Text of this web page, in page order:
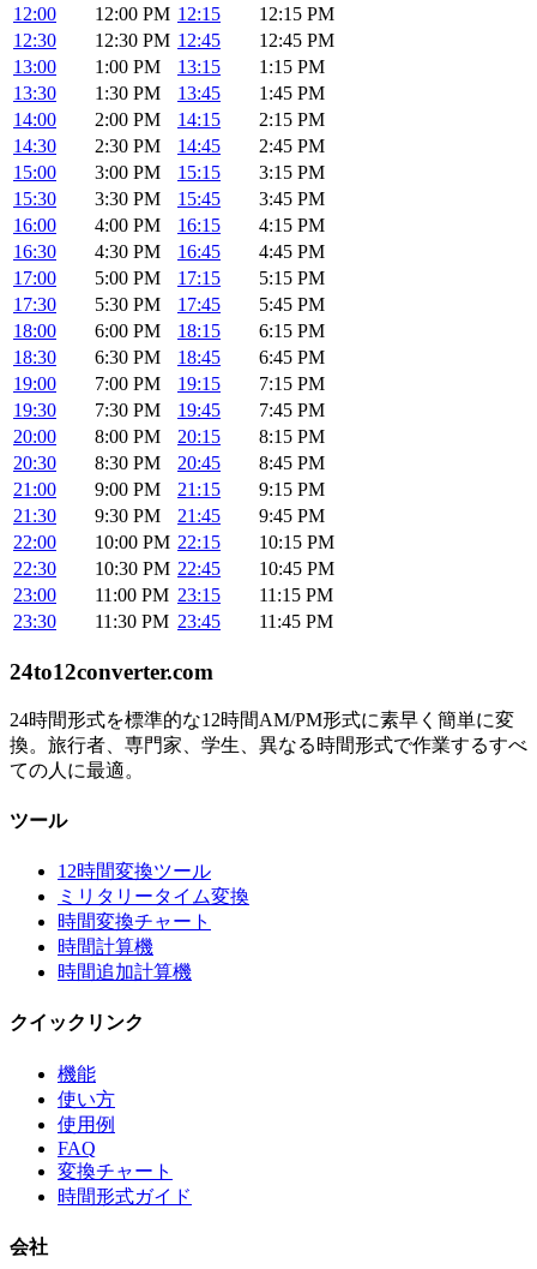
12:00
12:00 PM 12:15
12:15 PM
12:30
12:30 PM 12:45
12:45 PM
13:00
1:00 PM 13:15
1:15 PM
13:30
1:30 PM 13:45
1:45 PM
14:00
2:00 PM 14:15
2:15 PM
14:30
2:30 PM 14:45
2:45 PM
15:00
3:00 PM 15:15
3:15 PM
15:30
3:30 PM 15:45
3:45 PM
16:00
4:00 PM 16:15
4:15 PM
16:30
4:30 PM 16:45
4:45 PM
17:00
5:00 PM 17:15
5:15 PM
17:30
5:30 PM 17:45
5:45 PM
18:00
6:00 PM 18:15
6:15 PM
18:30
6:30 PM 18:45
6:45 PM
19:00
7:00 PM 19:15
7:15 PM
19:30
7:30 PM 19:45
7:45 PM
20:00
8:00 PM 20:15
8:15 PM
20:30
8:30 PM 20:45
8:45 PM
21:00
9:00 PM 21:15
9:15 PM
21:30
9:30 PM 21:45
9:45 PM
22:00
10:00 PM 22:15
10:15 PM
22:30
10:30 PM 22:45
10:45 PM
23:00
11:00 PM 23:15
11:15 PM
23:30
11:30 PM 23:45 11:45 PM
24to12converter.com
24時間形式を標準的な12時間AM/PM形式に素早く簡単に変
換。旅行者、専門家、学生、異なる時間形式で作業するすべ
ての人に最適。
ツール
12時間変換ツール
ミリタリータイム変換
時間変換チャート
時間計算機
時間追加計算機
クイックリンク
機能
使い方
使用例
FAQ
変換チャート
時間形式ガイド
会社